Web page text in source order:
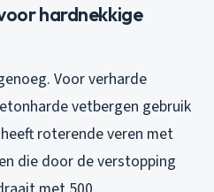
hardnekkige
Voor verharde
vetbergen gebruik
roterende veren met
die door de verstopping